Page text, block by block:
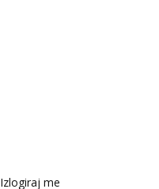
Izlogiraj me